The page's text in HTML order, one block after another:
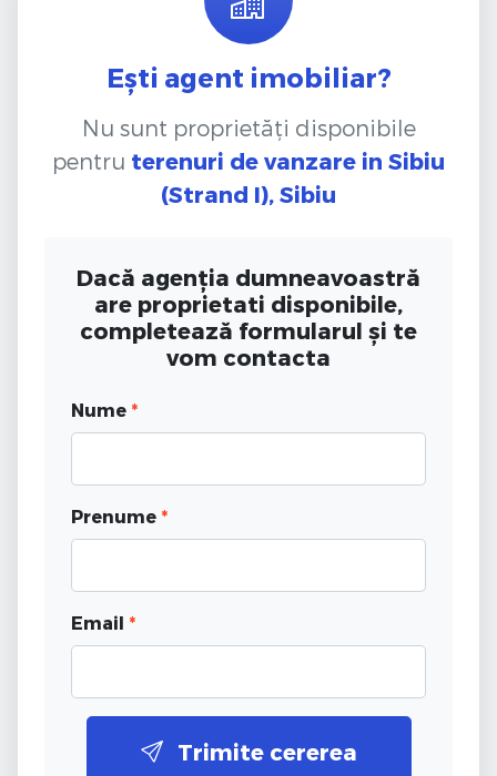
Ești agent imobiliar?
Nu sunt proprietăți disponibile
pentru terenuri de vanzare in Sibiu
(Strand I), Sibiu
Dacă agenția dumneavoastră
are proprietati disponibile,
completează formularul și te
vom contacta
Nume *
Prenume *
Email *
Trimite cererea